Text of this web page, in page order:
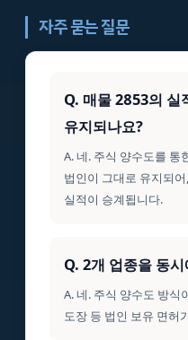
자주 묻는 질문
Q. 매물 2853의 실
유지되나요?
A. 네. 주식 양수도를 통
법인이 그대로 유지되
실적이 승계됩니다.
Q. 2개 업종을 동
A. 네. 주식 양수도 방식
도장 등 법인 보유 면허